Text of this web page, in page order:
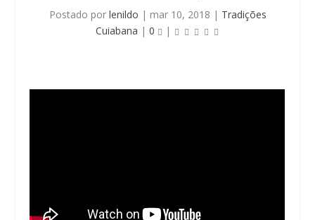
Postado por lenildo | mar 10, 2018 | Tradições
Cuiabana | 0 |